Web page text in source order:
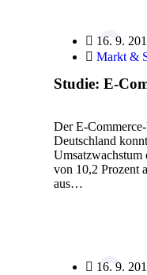
16. 9.
Markt &
Studie: E-
Der E-
Deutschland
Umsatzwachstum
von 10,2 Prozent
aus…
16. 9.